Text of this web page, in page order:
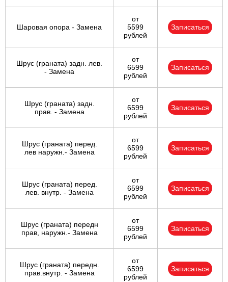
Шаровая опора - Замена
от
5599
рублей
Записаться
Шрус (граната) задн. лев.
- Замена
от
6599
рублей
Записаться
Шрус (граната) задн.
прав. - Замена
от
6599
рублей
Записаться
Шрус (граната) перед.
лев наружн.- Замена
от
6599
рублей
Записаться
Шрус (граната) перед.
лев. внутр. - Замена
от
6599
рублей
Записаться
Шрус (граната) передн
прав, наружн.- Замена
от
6599
рублей
Записаться
Шрус (граната) передн.
прав.внутр. - Замена
от
6599
рублей
Записаться